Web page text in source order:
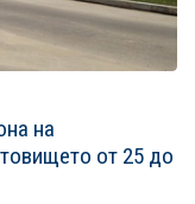
на
от 25 до